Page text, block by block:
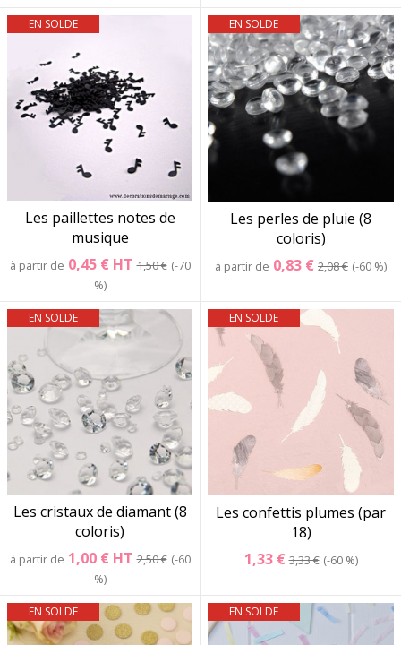
EN SOLDE
Les paillettes notes de
musique
à partir de 0,45 € HT1,50 € -70
%
EN SOLDE
Les perles de pluie (8
coloris)
à partir de 0,83 € 2,08 € -60 %
EN SOLDE
Les cristaux de diamant (8
coloris)
à partir de 1,00 € HT2,50 € -60
%
EN SOLDE
Les confettis plumes (par
18)
1,33 €3,33 € -60 %
EN SOLDE EN SOLDE